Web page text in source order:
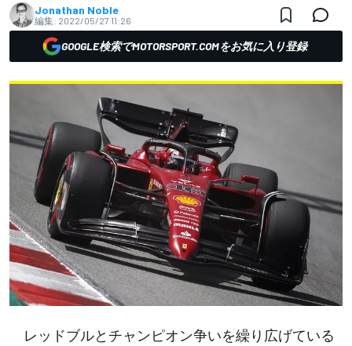
Jonathan Noble
編集: 2022/05/27 11:26
GOOGLE検索でMOTORSPORT.COMをお気に入り登録
レッドブルとチャンピオン争いを繰り広げている